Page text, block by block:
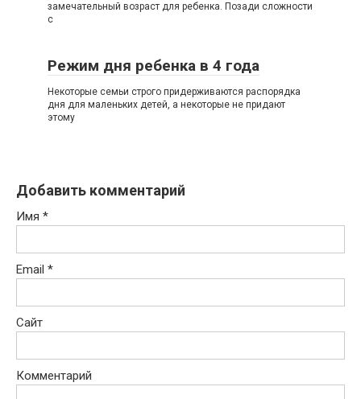
замечательный возраст для ребенка. Позади сложности
с
Режим дня ребенка в 4 года
Некоторые семьи строго придерживаются распорядка
дня для маленьких детей, а некоторые не придают
этому
Добавить комментарий
Имя *
Email *
Сайт
Комментарий